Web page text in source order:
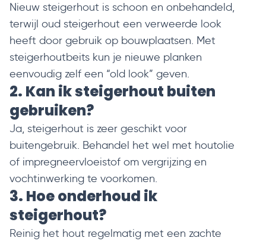
Nieuw steigerhout is schoon en onbehandeld,
terwijl oud steigerhout een verweerde look
heeft door gebruik op bouwplaatsen. Met
steigerhoutbeits kun je nieuwe planken
eenvoudig zelf een “old look” geven.
2. Kan ik steigerhout buiten
gebruiken?
Ja, steigerhout is zeer geschikt voor
buitengebruik. Behandel het wel met houtolie
of impregneervloeistof om vergrijzing en
vochtinwerking te voorkomen.
3. Hoe onderhoud ik
steigerhout?
Reinig het hout regelmatig met een zachte